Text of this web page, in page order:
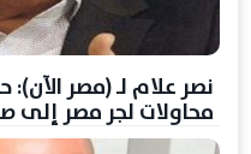
نصر علام لـ (مصر
محاولات لجر مصر إلى